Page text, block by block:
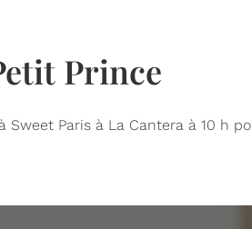
Prince
Paris à La Cantera à 10 h